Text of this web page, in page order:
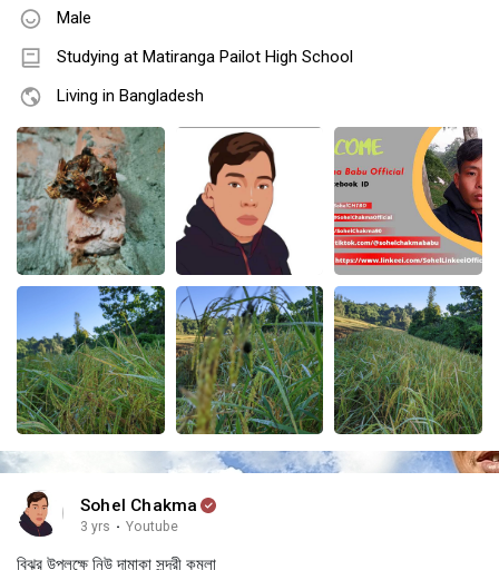
Male
Studying at Matiranga Pailot High School
Living in Bangladesh
Sohel Chakma
3 yrs · Youtube
বিঝুর উপলক্ষে নিউ দামাকা সুন্দরী কমলা